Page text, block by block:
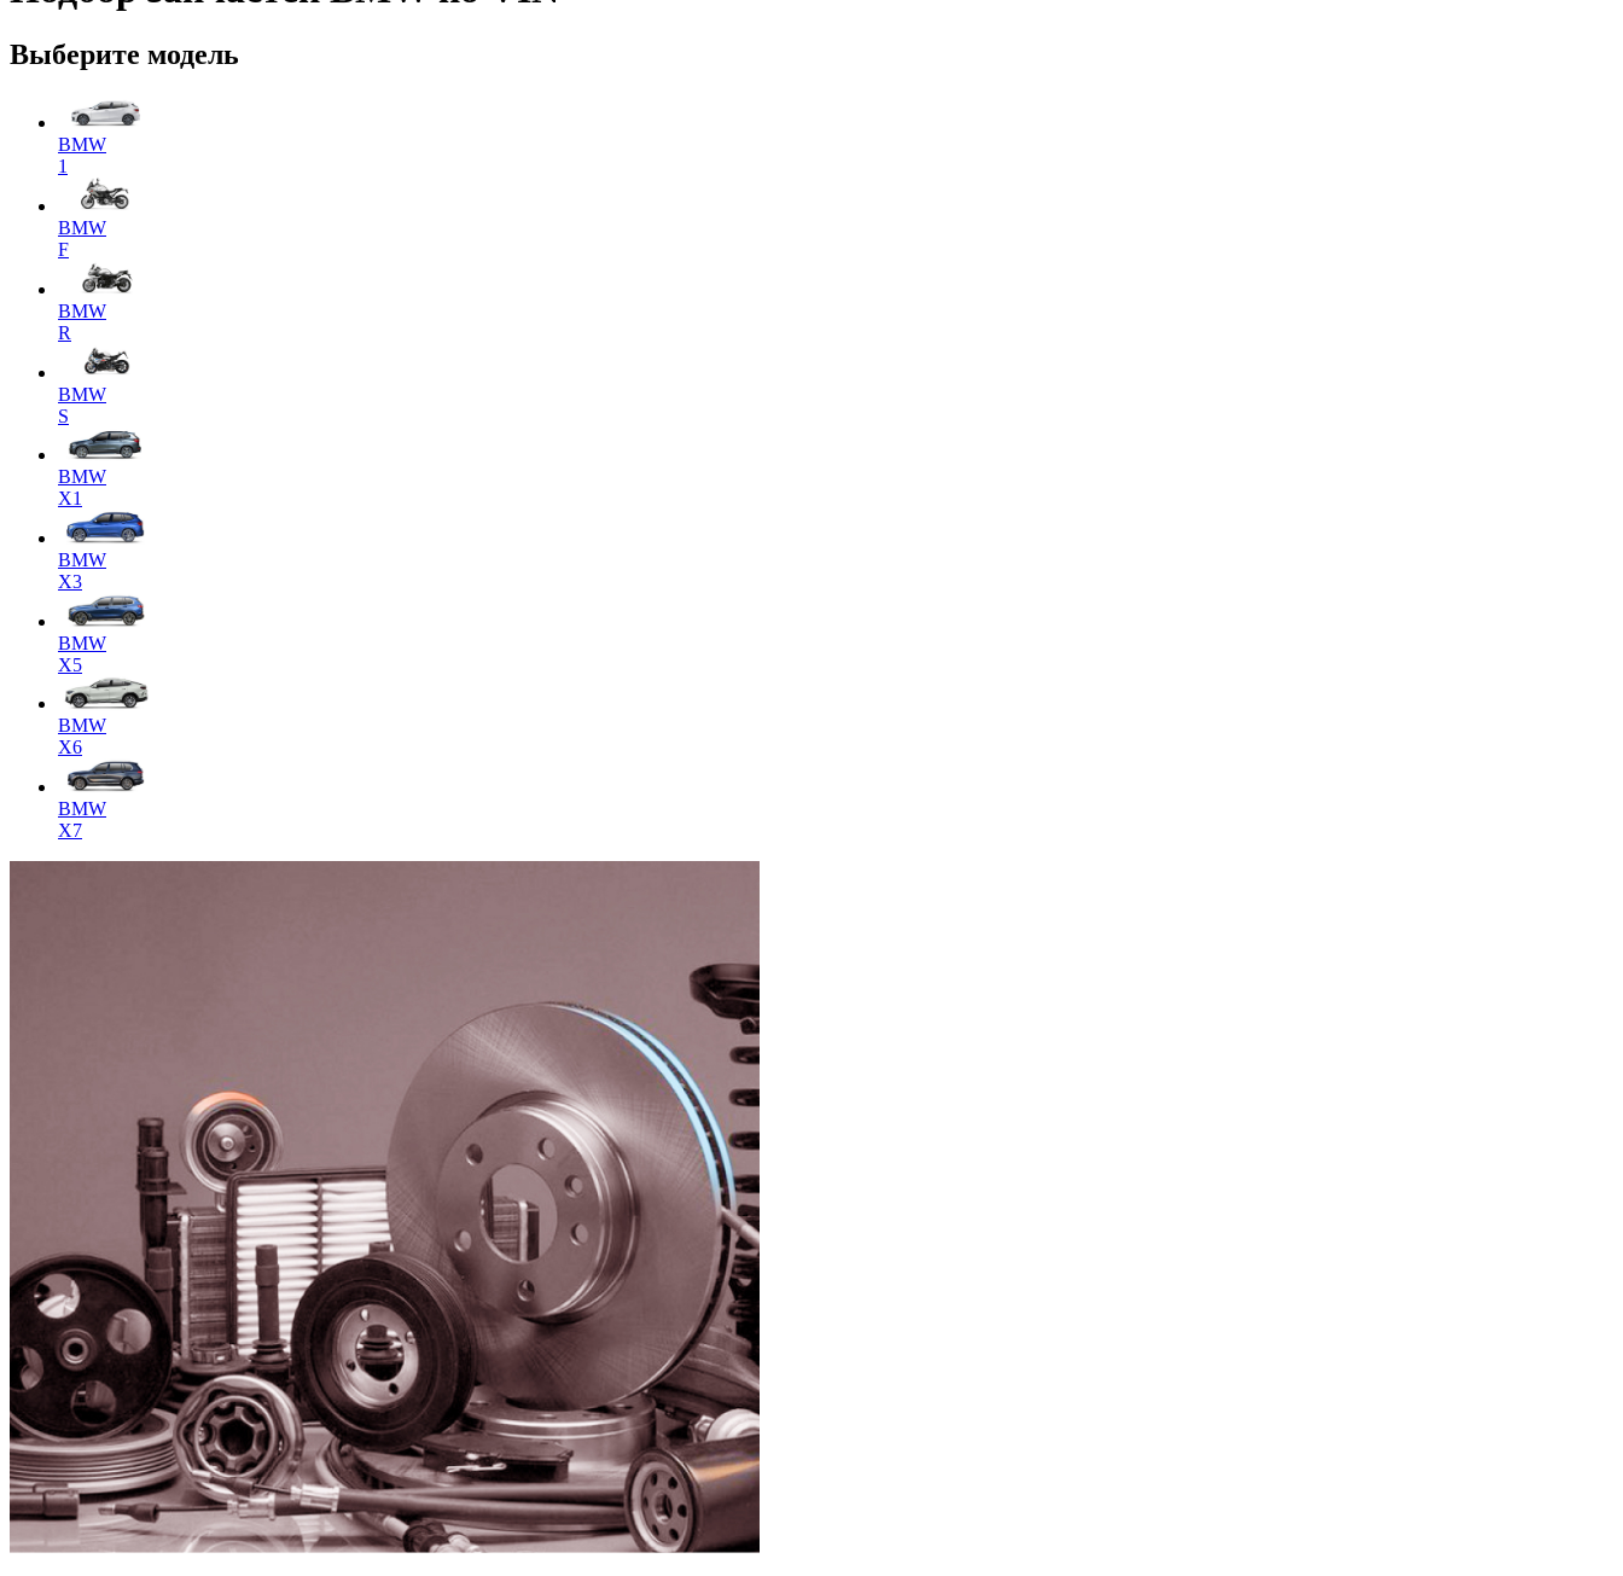
Выберите модель
BMW
1
BMW
F
BMW
R
BMW
S
BMW
X1
BMW
X3
BMW
X5
BMW
X6
BMW
X7